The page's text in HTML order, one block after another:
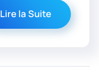
Lire la Suite